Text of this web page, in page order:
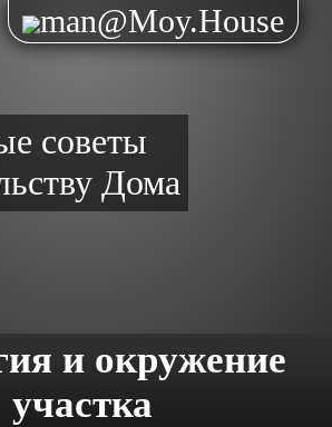
советы
Дома
и окружение
участка
man@Moy.House